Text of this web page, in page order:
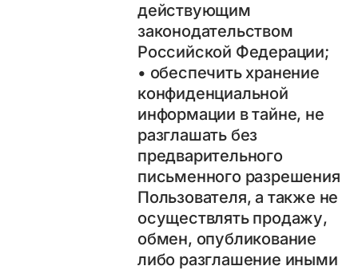
действующим
законодательством
Российской Федерации;
• обеспечить хранение
конфиденциальной
информации в тайне, не
разглашать без
предварительного
письменного разрешения
Пользователя, а также не
осуществлять продажу,
обмен, опубликование
либо разглашение иными